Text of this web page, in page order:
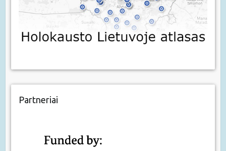
Partneriai